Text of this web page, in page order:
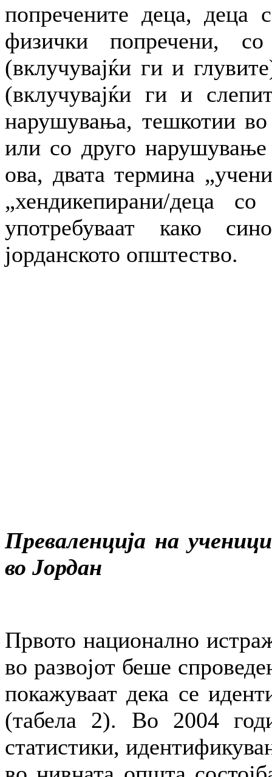
попречените деца, деца
физички попречени,
(вклучувајќи ги и
(вклучувајќи ги и
нарушувања, тешкотии
или со друго
ова, двата термина
„хендикепирани/деца
употребуваат како
јорданското општество.
Преваленција на
во Јордан
Првото национално
во развојот беше
покажуваат дека се
(табела 2). Во 2004
статистики,